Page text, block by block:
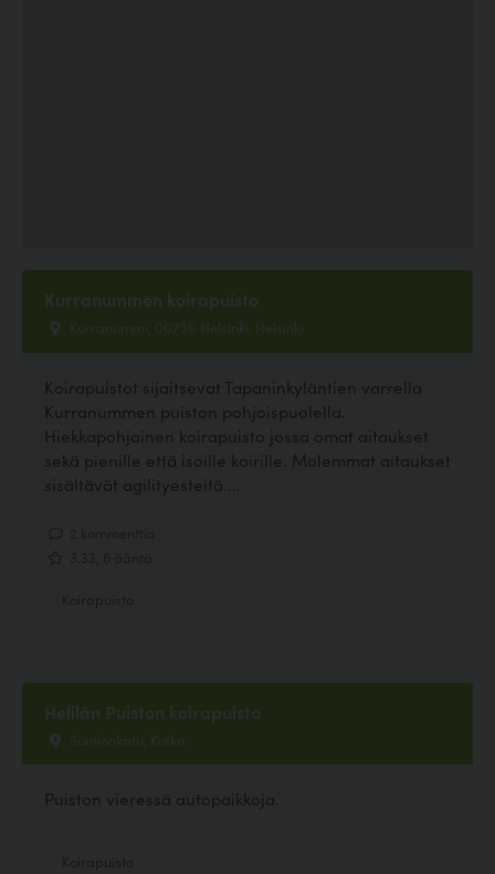
Kurranummen koirapuisto
Kurranummi, 00730 Helsinki, Helsinki
Koirapuistot sijaitsevat Tapaninkyläntien varrella
Kurranummen puiston pohjoispuolella.
Hiekkapohjainen koirapuisto jossa omat aitaukset
sekä pienille että isoille koirille. Molemmat aitaukset
sisältävät agilityesteitä....
Helilän Puiston koirapuisto
Suntionkatu, Kotka
Puiston vieressä autopaikkoja.